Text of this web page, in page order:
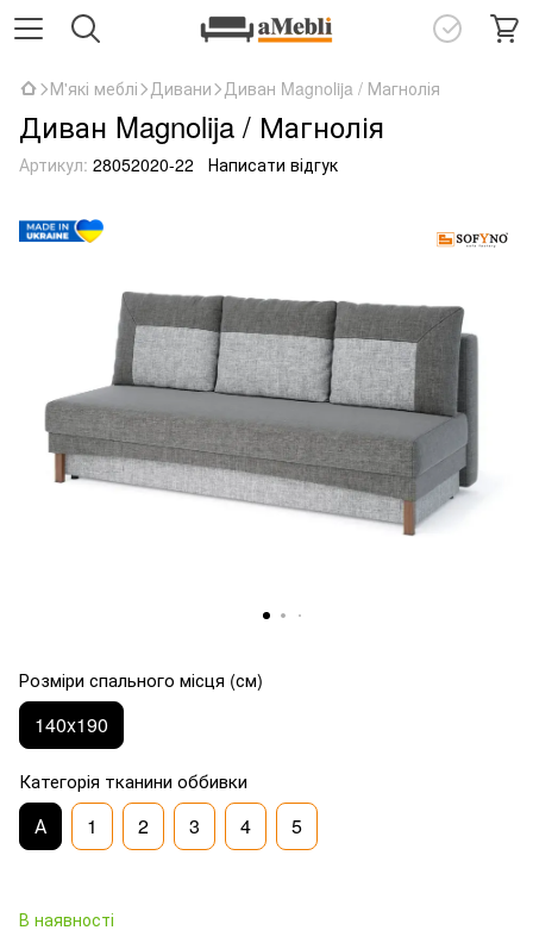
М'які меблі Дивани Диван Magnolija / Магнолія
Диван Magnolija / Магнолія
Артикул: 28052020-22 Написати відгук
Розміри спального місця (см)
140x190
Категорія тканини оббивки
А 1 2 3 4 5
В наявності